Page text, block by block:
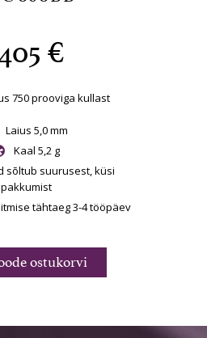
€
750 prooviga kullast
Laius 5,0 mm
Kaal 5,2 g
sõltub suurusest, küsi
pakkumist
tähtaeg 3-4 tööpäev
ostukorvi